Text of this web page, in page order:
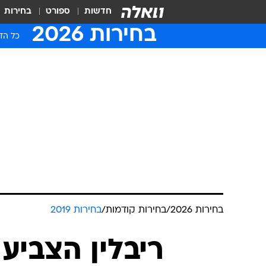
חדשות ספורט בחירות
בחירות 2026 כל
בחירות 2026 /בחירות קודמות/בחירות 2019
ריבלין